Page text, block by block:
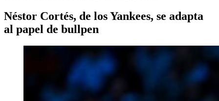
Néstor Cortés, de los Yankees, se adapta
al papel de bullpen